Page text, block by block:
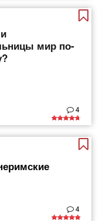
мир по-
4
4